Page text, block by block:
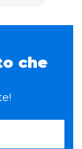
che